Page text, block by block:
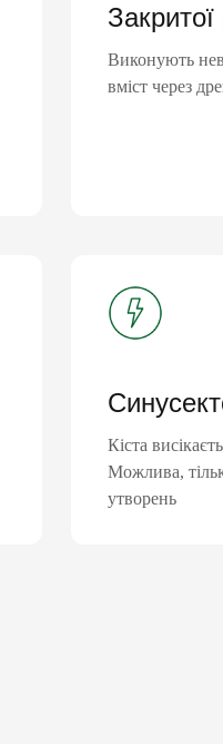
Виконують
вміст через
Кіста
Можлива,
утворень